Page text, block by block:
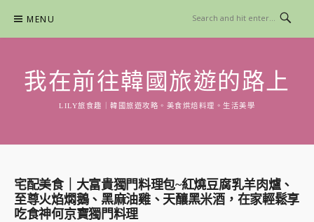
content
MENU
我在前往韓國旅遊的路上
LILY旅食趣｜韓國旅遊攻略。美食烘焙料理。生活美學
宅配美食｜大富貴獨門料理包~紅燒豆腐乳羊肉爐、
至尊火焰燜鵝、黑麻油雞、天釀黑米酒，在家輕鬆享
吃食神何京寶獨門料理